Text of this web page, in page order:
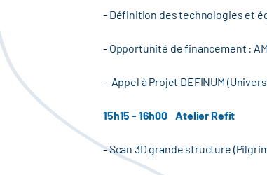
- Définition des technologies et
- Opportunité de financement :
- Appel à Projet DEFINUM
15h15 - 16h00 Atelier Refit
- Scan 3D grande structure